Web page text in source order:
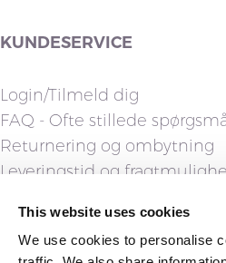
This website uses cookies
We use cookies to personalise
KUNDESERVICE
Login/Tilmeld dig
FAQ - Ofte stillede
Returnering og ombytning
Leveringstid og
Reklamation og
Kontakt os